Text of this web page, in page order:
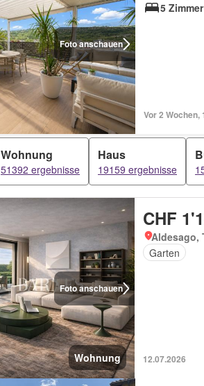
Foto anschauen
5 Zimmer
Vor 2 Wochen,
Wohnung
51392 ergebnisse
Haus
19159 ergebnisse
Foto anschauen
Wohnung
CHF
Aldesago,
Garten
12.07.2026